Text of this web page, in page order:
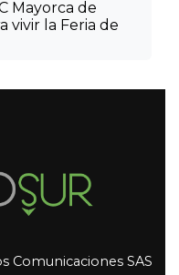
Mayorca de
vivir la Feria de
Comunicaciones SAS